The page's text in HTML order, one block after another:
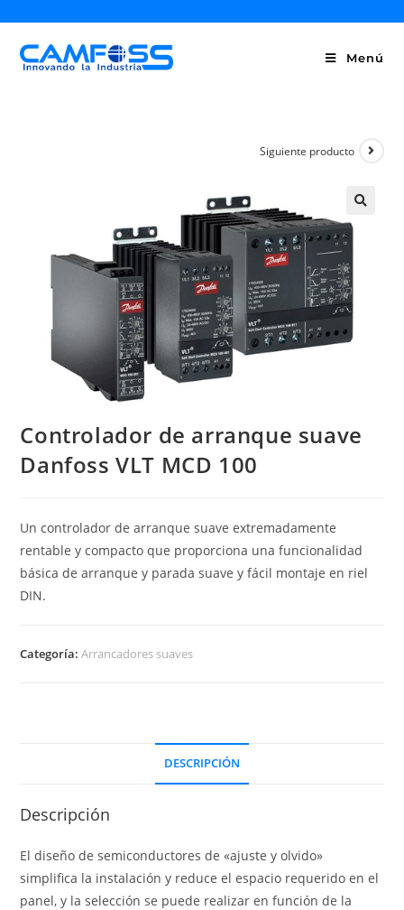
Menú
Siguiente producto
Controlador de arranque suave
Danfoss VLT MCD 100
Un controlador de arranque suave extremadamente
rentable y compacto que proporciona una funcionalidad
básica de arranque y parada suave y fácil montaje en riel
DIN.
Categoría:Arrancadores suaves
DESCRIPCIÓN
Descripción
El diseño de semiconductores de «ajuste y olvido»
simplifica la instalación y reduce el espacio requerido en el
panel, y la selección se puede realizar en función de la